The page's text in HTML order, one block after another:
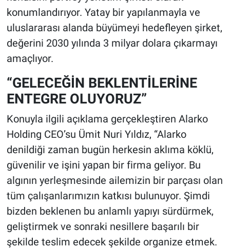
konumlandırıyor. Yatay bir yapılanmayla ve
uluslararası alanda büyümeyi hedefleyen şirket,
değerini 2030 yılında 3 milyar dolara çıkarmayı
amaçlıyor.
“GELECEĞİN BEKLENTİLERİNE
ENTEGRE OLUYORUZ”
Konuyla ilgili açıklama gerçekleştiren Alarko
Holding CEO’su Ümit Nuri Yıldız, “Alarko
denildiği zaman bugün herkesin aklıma köklü,
güvenilir ve işini yapan bir firma geliyor. Bu
algının yerleşmesinde ailemizin bir parçası olan
tüm çalışanlarımızın katkısı bulunuyor. Şimdi
bizden beklenen bu anlamlı yapıyı sürdürmek,
geliştirmek ve sonraki nesillere başarılı bir
şekilde teslim edecek şekilde organize etmek.